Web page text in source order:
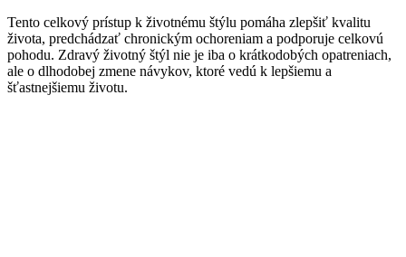
Tento celkový prístup k životnému štýlu pomáha zlepšiť kvalitu
života, predchádzať chronickým ochoreniam a podporuje celkovú
pohodu. Zdravý životný štýl nie je iba o krátkodobých opatreniach,
ale o dlhodobej zmene návykov, ktoré vedú k lepšiemu a
šťastnejšiemu životu.